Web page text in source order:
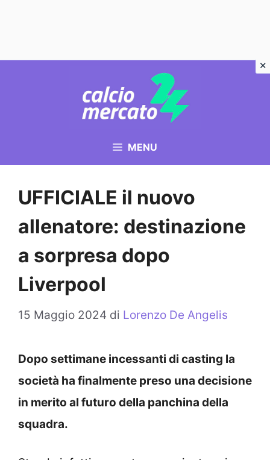
MENU
UFFICIALE il nuovo
allenatore: destinazione
a sorpresa dopo
Liverpool
15 Maggio 2024 di Lorenzo De Angelis
Dopo settimane incessanti di casting la
società ha finalmente preso una decisione
in merito al futuro della panchina della
squadra.